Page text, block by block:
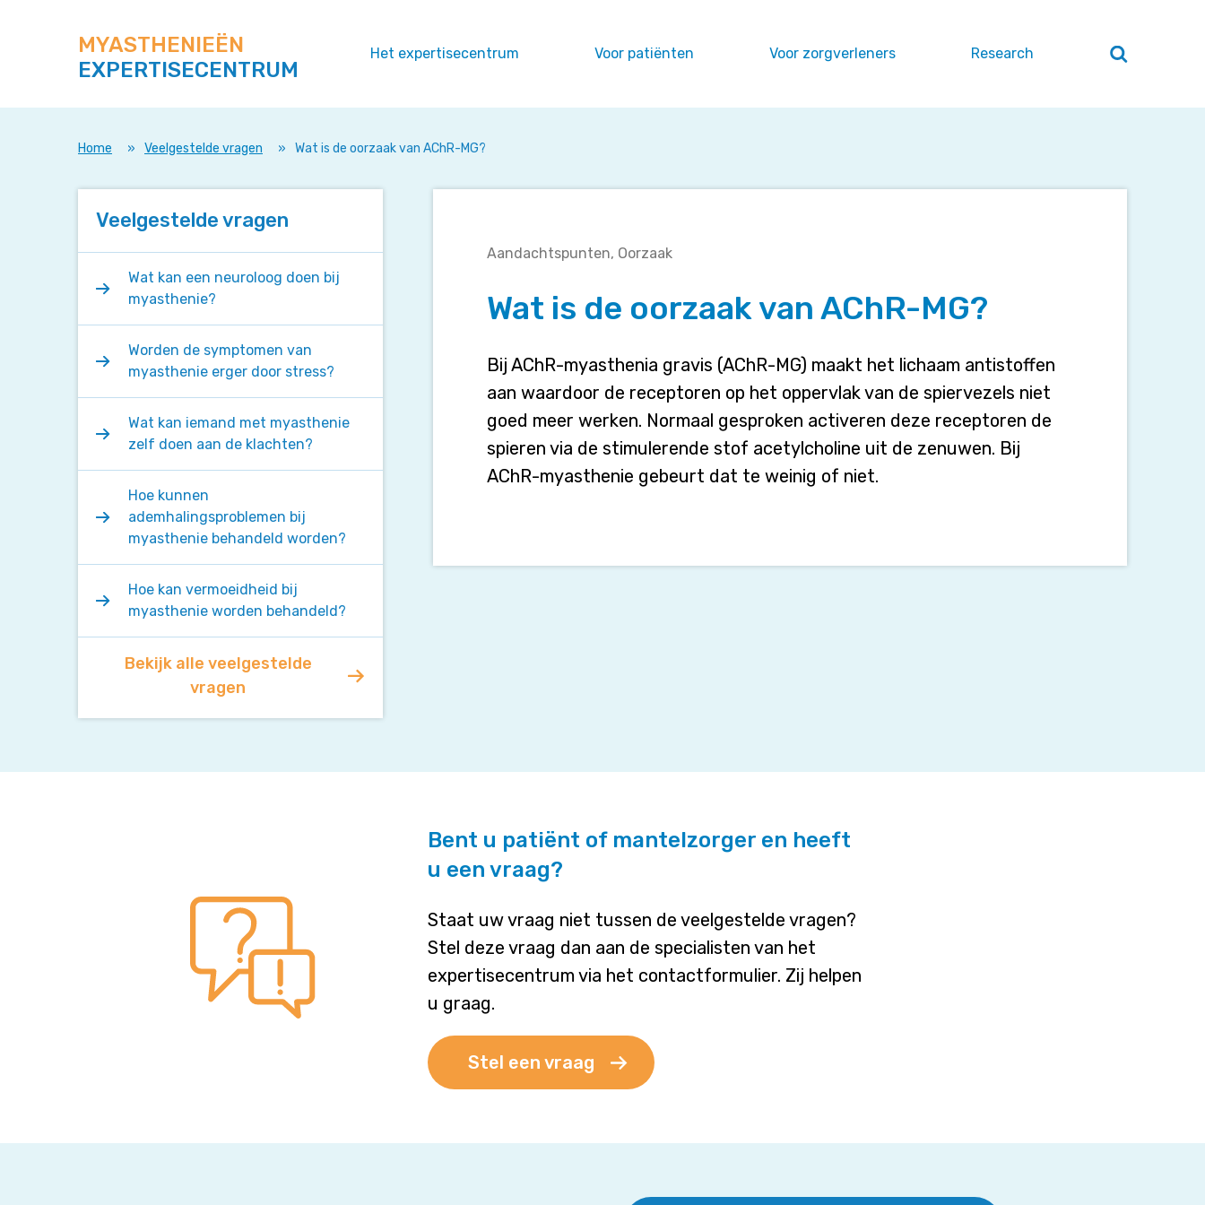
naar
content
deze
site
MYASTHENIEËN
EXPERTISECENTRUM
Het expertisecentrum Voor patiënten Voor zorgverleners Research Zoeken
sluiten
Home » Veelgestelde vragen » Wat is de oorzaak van AChR-MG?
Wat
de
oorzaak
AChR-
Aandachtspunten Oorzaak
Wat is de oorzaak van AChR-MG?
Bij AChR-myasthenia gravis (AChR-MG) maakt het lichaam antistoffen
aan waardoor de receptoren op het oppervlak van de spiervezels niet
goed meer werken. Normaal gesproken activeren deze receptoren de
spieren via de stimulerende stof acetylcholine uit de zenuwen. Bij
AChR-myasthenie gebeurt dat te weinig of niet.
Veelgestelde vragen
Wat kan een neuroloog doen bij
myasthenie?
Worden de symptomen van
myasthenie erger door stress?
Wat kan iemand met myasthenie
zelf doen aan de klachten?
Hoe kunnen
ademhalingsproblemen bij
myasthenie behandeld worden?
Hoe kan vermoeidheid bij
myasthenie worden behandeld?
Bekijk alle veelgestelde
vragen
Bent u patiënt of mantelzorger en heeft
u een vraag?
Staat uw vraag niet tussen de veelgestelde vragen?
Stel deze vraag dan aan de specialisten van het
expertisecentrum via het contactformulier. Zij helpen
u graag.
Stel een vraag